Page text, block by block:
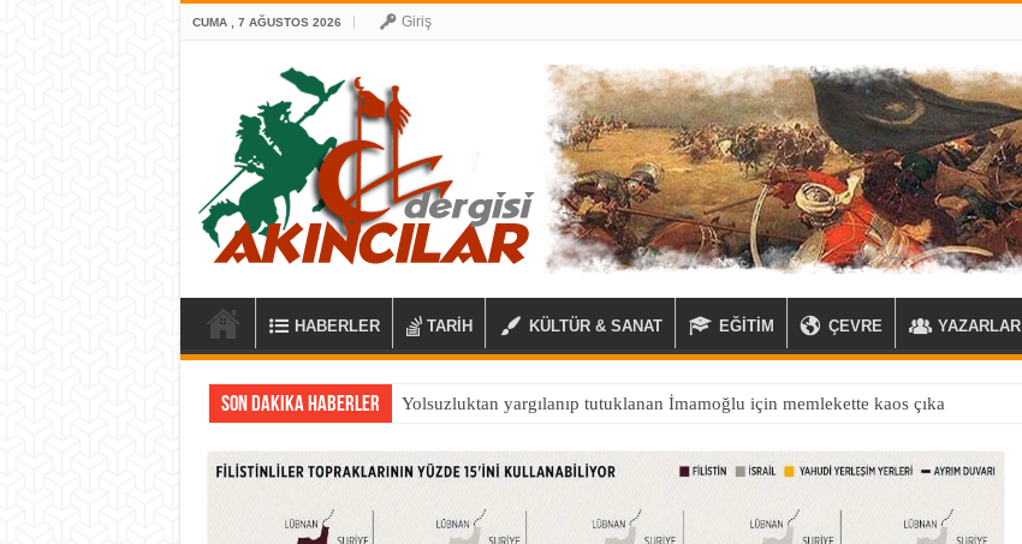
CUMA , 7 AĞUSTOS 2026 Giriş
HABERLER TARİH KÜLTÜR & SANAT EĞİTİM ÇEVRE YAZARLAR
Son Dakika Haberler